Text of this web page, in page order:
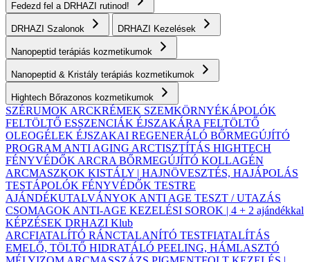
Fedezd fel a DRHAZI rutinod!
DRHAZI Szalonok DRHAZI Kezelések
Nanopeptid terápiás kozmetikumok
Nanopeptid & Kristály terápiás kozmetikumok
Hightech Bőrazonos kozmetikumok
SZÉRUMOK ARCKRÉMEK SZEMKÖRNYÉKÁPOLÓK
FELTÖLTŐ ESSZENCIÁK ÉJSZAKÁRA FELTÖLTŐ
OLEOGÉLEK ÉJSZAKAI REGENERÁLÓ BŐRMEGÚJÍTÓ
PROGRAM ANTI AGING ARCTISZTÍTÁS HIGHTECH
FÉNYVÉDŐK ARCRA BŐRMEGÚJÍTÓ KOLLAGÉN
ARCMASZKOK KISTÁLY | HAJNÖVESZTÉS, HAJÁPOLÁS
TESTÁPOLÓK FÉNYVÉDŐK TESTRE
AJÁNDÉKUTALVÁNYOK ANTI AGE TESZT / UTAZÁS
CSOMAGOK ANTI-AGE KEZELÉSI SOROK | 4 + 2 ajándékkal
KÉPZÉSEK DRHAZI Klub
ARCFIATALÍTÓ RÁNCTALANÍTÓ TESTFIATALÍTÁS
EMELŐ, TÖLTŐ HIDRATÁLÓ PEELING, HÁMLASZTÓ